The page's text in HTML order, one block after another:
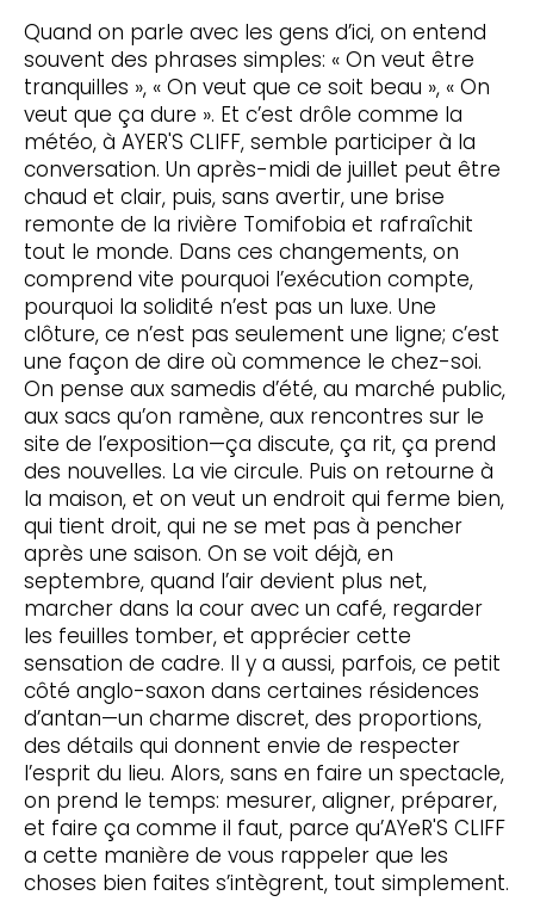
Quand on parle avec les gens d’ici, on entend
souvent des phrases simples: « On veut être
tranquilles », « On veut que ce soit beau », « On
veut que ça dure ». Et c’est drôle comme la
météo, à AYER'S CLIFF, semble participer à la
conversation. Un après-midi de juillet peut être
chaud et clair, puis, sans avertir, une brise
remonte de la rivière Tomifobia et rafraîchit
tout le monde. Dans ces changements, on
comprend vite pourquoi l’exécution compte,
pourquoi la solidité n’est pas un luxe. Une
clôture, ce n’est pas seulement une ligne; c’est
une façon de dire où commence le chez-soi.
On pense aux samedis d’été, au marché public,
aux sacs qu’on ramène, aux rencontres sur le
site de l’exposition—ça discute, ça rit, ça prend
des nouvelles. La vie circule. Puis on retourne à
la maison, et on veut un endroit qui ferme bien,
qui tient droit, qui ne se met pas à pencher
après une saison. On se voit déjà, en
septembre, quand l’air devient plus net,
marcher dans la cour avec un café, regarder
les feuilles tomber, et apprécier cette
sensation de cadre. Il y a aussi, parfois, ce petit
côté anglo-saxon dans certaines résidences
d’antan—un charme discret, des proportions,
des détails qui donnent envie de respecter
l’esprit du lieu. Alors, sans en faire un spectacle,
on prend le temps: mesurer, aligner, préparer,
et faire ça comme il faut, parce qu’AYeR'S CLIFF
a cette manière de vous rappeler que les
choses bien faites s’intègrent, tout simplement.